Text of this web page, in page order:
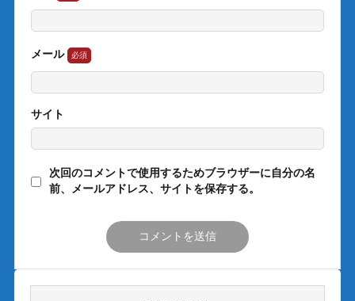
メール
サイト
次回のコメントで使用するためブラウザーに自分の名
前、メールアドレス、サイトを保存する。